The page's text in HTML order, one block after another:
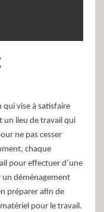
vise à satisfaire
un lieu de travail qui
ne pas cesser
chaque
pour effectuer d’une
déménagement
préparer afin de
pour le travail.